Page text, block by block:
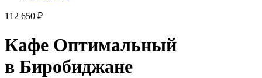
112 650 ₽
Кафе Оптимальный
в Биробиджане